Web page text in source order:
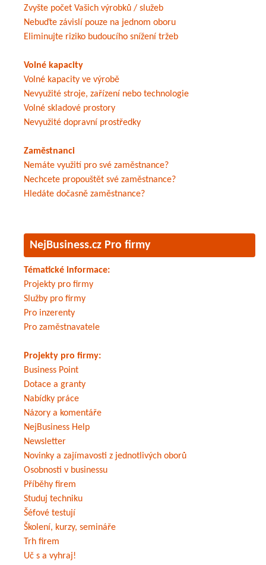
Zvyšte počet Vašich výrobků / služeb
Nebuďte závislí pouze na jednom oboru
Eliminujte riziko budoucího snížení tržeb
Volné kapacity
Volné kapacity ve výrobě
Nevyužité stroje, zařízení nebo technologie
Volné skladové prostory
Nevyužité dopravní prostředky
Zaměstnanci
Nemáte využití pro své zaměstnance?
Nechcete propouštět své zaměstnance?
Hledáte dočasně zaměstnance?
NejBusiness.cz Pro firmy
Tématické informace:
Projekty pro firmy
Služby pro firmy
Pro inzerenty
Pro zaměstnavatele
Projekty pro firmy:
Business Point
Dotace a granty
Nabídky práce
Názory a komentáře
NejBusiness Help
Newsletter
Novinky a zajímavosti z jednotlivých oborů
Osobnosti v businessu
Příběhy firem
Studuj techniku
Šéfové testují
Školení, kurzy, semináře
Trh firem
Uč s a vyhraj!